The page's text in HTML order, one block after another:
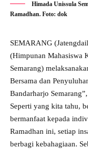
Himada Unissula
Ramadhan. Foto: dok
SEMARANG
(Himpunan Mahasiswa
Semarang)
Bersama dan
Bandarharjo
Seperti yang kita tahu,
bermanfaat kepada
Ramadhan ini, setiap
berbagi kebahagiaan.